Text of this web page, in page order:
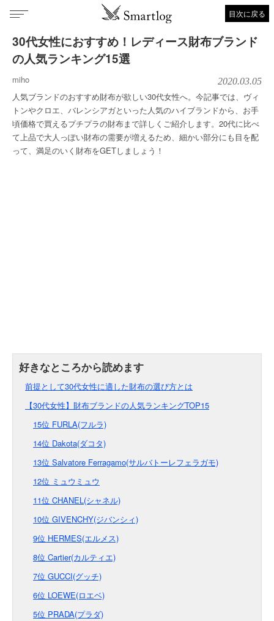
目次に戻る
30代女性におすすめ！レディース財布ブランド
の人気ランキング15選
miho 2020.03.05
人気ブランドのおすすめ財布が欲しい30代女性へ。今記事では、ヴィ
トンやクロエ、バレンシアガといった人気のハイブランドから、お手
頃価格で買えるプチプラの財布まで詳しくご紹介します。20代に比べ
て上品で大人っぽい財布の需要が増えるため、細かい部分にも目を配
って、満足のいく財布をGETしましょう！
前提として30代女性に適した財布の選び方とは
【30代女性】財布ブランドの人気ランキングTOP15
15位 FURLA(フルラ)
14位 Dakota(ダコタ)
13位 Salvatore Ferragamo(サルバトーレフェラガモ)
12位 ミュウミュウ
11位 CHANEL(シャネル)
10位 GIVENCHY(ジバンシィ)
9位 HERMES(エルメス)
8位 Cartier(カルティエ)
7位 GUCCI(グッチ)
6位 LOEWE(ロエベ)
5位 PRADA(プラダ)